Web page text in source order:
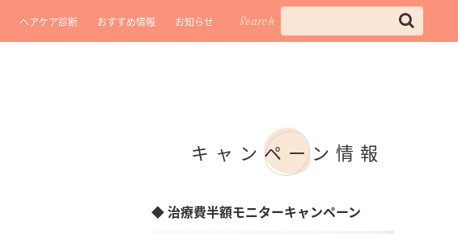
ヘアケア診断 おすすめ情報 お知らせ Search
キャンペーン情報
◆ 治療費半額モニターキャンペーン